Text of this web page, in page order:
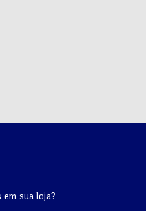
sua loja?